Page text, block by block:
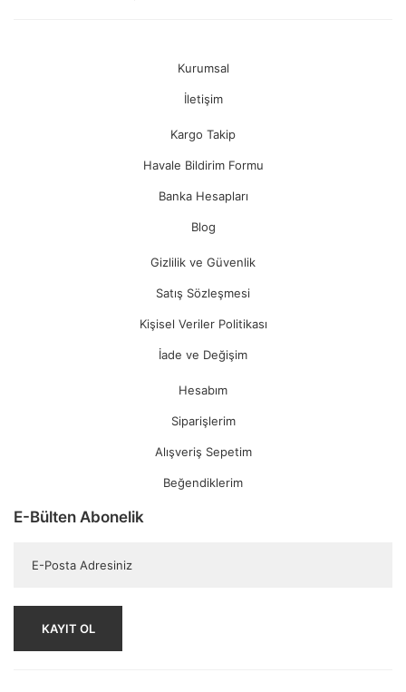
Kurumsal
İletişim
Kargo Takip
Havale Bildirim Formu
Banka Hesapları
Blog
Gizlilik ve Güvenlik
Satış Sözleşmesi
Kişisel Veriler Politikası
İade ve Değişim
Hesabım
Siparişlerim
Alışveriş Sepetim
Beğendiklerim
E-Bülten Abonelik
KAYIT OL